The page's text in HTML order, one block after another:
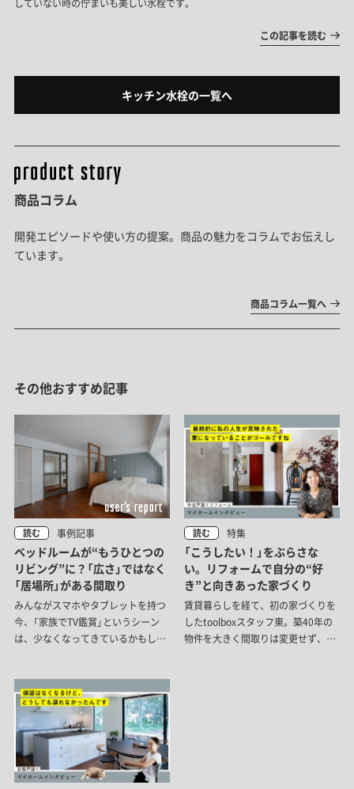
していない時の佇まいも美しい水栓です。
この記事を読む
キッチン水栓の一覧へ
商品コラム
開発エピソードや使い方の提案。商品の魅力をコラムでお伝えし
ています。
商品コラム一覧へ
その他おすすめ記事
読む 事例記事
ベッドルームが“もうひとつの
リビング”に？「広さ」ではなく
「居場所」がある間取り
みんながスマホやタブレットを持つ
今、「家族でTV鑑賞」というシーン
は、少なくなってきているかもしれ
そんな距離感で過ごす暮らしを考え
た、リノベーション事例を紹介しま
す。
読む 特集
「こうしたい！」をぶらさな
い。リフォームで自分の“好
き”と向きあった家づくり
賃貸暮らしを経て、初の家づくりを
したtoolboxスタッフ東。築40年の
物件を大きく間取りは変更せず、床